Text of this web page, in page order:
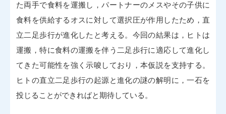
た両手で食料を運搬し，パートナーのメスやその子供に
食料を供給するオスに対して選択圧が作用したため，直
立二足歩行が進化したと考える。今回の結果は，ヒトは
運搬，特に食料の運搬を伴う二足歩行に適応して進化し
てきた可能性を強く示唆しており，本仮説を支持する。
ヒトの直立二足歩行の起源と進化の謎の解明に，一石を
投じることができればと期待している。